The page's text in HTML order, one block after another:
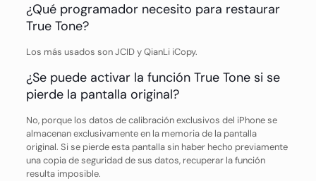
¿Qué programador necesito para restaurar
True Tone?
Los más usados son JCID y QianLi iCopy.
¿Se puede activar la función True Tone si se
pierde la pantalla original?
No, porque los datos de calibración exclusivos del iPhone se
almacenan exclusivamente en la memoria de la pantalla
original. Si se pierde esta pantalla sin haber hecho previamente
una copia de seguridad de sus datos, recuperar la función
resulta imposible.